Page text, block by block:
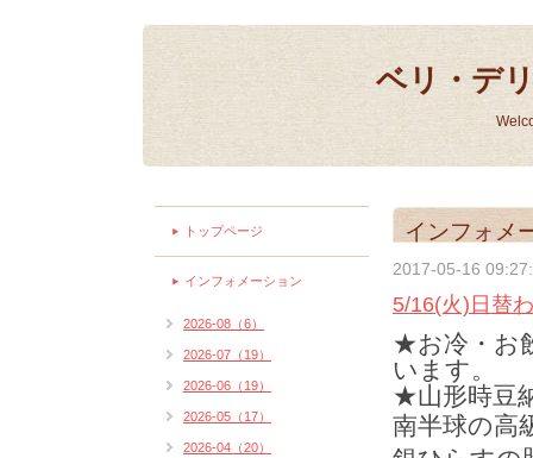
ベリ・デ
インフォメ
2017-05-16
5/16(火)日替
★お冷・お
います。
★山形時豆
南半球の高
トップページ
インフォメーション
2026-08（6）
2026-07（19）
2026-06（19）
2026-05（17）
2026-04（20）